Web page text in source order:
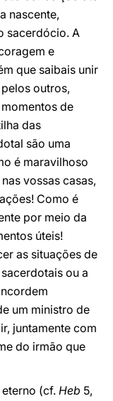
nascente,
sacerdócio. A
e
que saibais unir
outros,
de
das
são uma
é maravilhoso
vossas casas,
Como é
por meio da
úteis!
as situações de
ou a
um ministro de
juntamente com
do irmão que
(cf. Heb 5,